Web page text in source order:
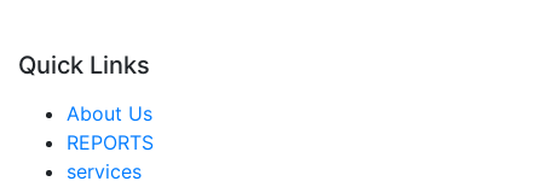
東南アジア 都市農業市場
中東・アフリカ 都市農業市場
Quick Links
About Us
REPORTS
services